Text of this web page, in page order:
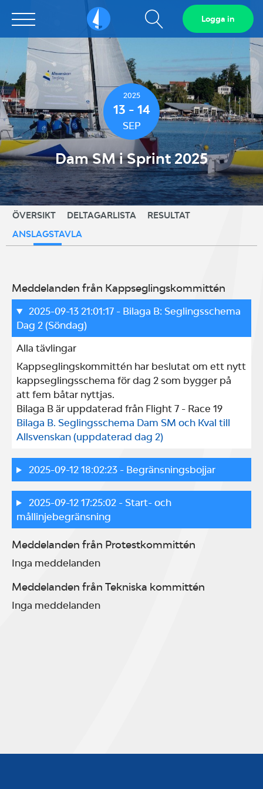
Sailarena Visa
sökfält
Logga in
2025
13 - 14
SEP
Dam SM i Sprint 2025
ÖVERSIKT DELTAGARLISTA
RESULTAT
ANSLAGSTAVLA
Meddelanden från Kappseglingskommittén
2025-09-13 21:01:17- Bilaga B: Seglingsschema
Dag 2 (Söndag)
Alla tävlingar
Kappseglingskommittén har beslutat om ett nytt
kappseglingsschema för dag 2 som bygger på
att fem båtar nyttjas.
Bilaga B är uppdaterad från Flight 7 - Race 19
Bilaga B. Seglingsschema Dam SM och Kval till
Allsvenskan (uppdaterad dag 2)
2025-09-12 18:02:23- Begränsningsbojjar
2025-09-12 17:25:02- Start- och
mållinjebegränsning
Meddelanden från Protestkommittén
Inga meddelanden
Meddelanden från Tekniska kommittén
Inga meddelanden